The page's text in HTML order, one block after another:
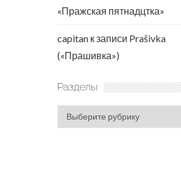
«Пражская пятнадцтка»
capitan к записи Prašivka
(«Прашивка»)
Разделы
Разделы